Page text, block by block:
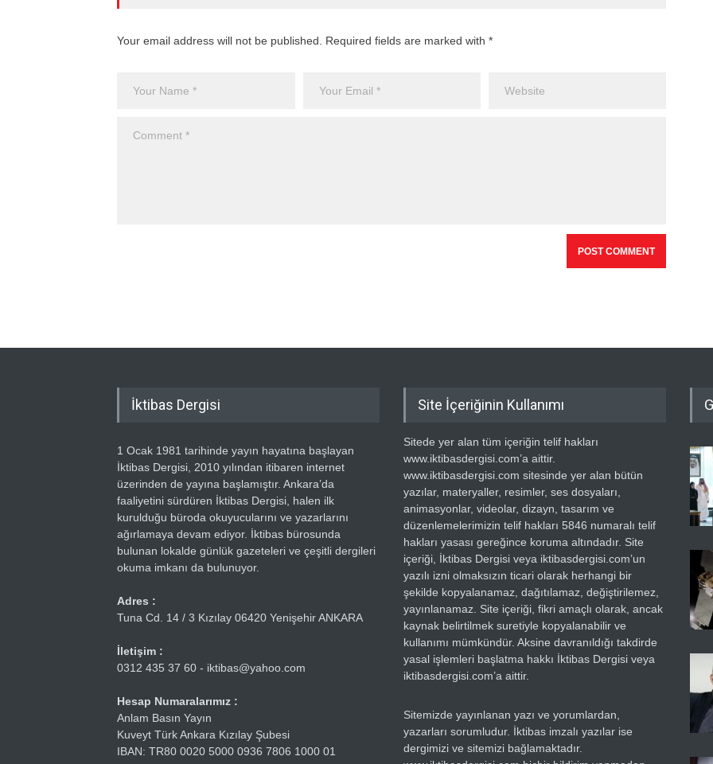
Your email address will not be published. Required fields are marked with *
İktibas Dergisi
1 Ocak 1981 tarihinde yayın hayatına başlayan
İktibas Dergisi, 2010 yılından itibaren internet
üzerinden de yayına başlamıştır. Ankara’da
faaliyetini sürdüren İktibas Dergisi, halen ilk
kurulduğu büroda okuyucularını ve yazarlarını
ağırlamaya devam ediyor. İktibas bürosunda
bulunan lokalde günlük gazeteleri ve çeşitli dergileri
okuma imkanı da bulunuyor.
Adres :
Tuna Cd. 14 / 3 Kızılay 06420 Yenişehir ANKARA
İletişim :
0312 435 37 60 - iktibas@yahoo.com
Hesap Numaralarımız :
Anlam Basın Yayın
Kuveyt Türk Ankara Kızılay Şubesi
IBAN: TR80 0020 5000 0936 7806 1000 01
Site İçeriğinin Kullanımı
Sitede yer alan tüm içeriğin telif hakları
www.iktibasdergisi.com’a aittir.
www.iktibasdergisi.com sitesinde yer alan bütün
yazılar, materyaller, resimler, ses dosyaları,
animasyonlar, videolar, dizayn, tasarım ve
düzenlemelerimizin telif hakları 5846 numaralı telif
hakları yasası gereğince koruma altındadır. Site
içeriği, İktibas Dergisi veya iktibasdergisi.com’un
yazılı izni olmaksızın ticari olarak herhangi bir
şekilde kopyalanamaz, dağıtılamaz, değiştirilemez,
yayınlanamaz. Site içeriği, fikri amaçlı olarak, ancak
kaynak belirtilmek suretiyle kopyalanabilir ve
kullanımı mümkündür. Aksine davranıldığı takdirde
yasal işlemleri başlatma hakkı İktibas Dergisi veya
iktibasdergisi.com’a aittir.
Sitemizde yayınlanan yazı ve yorumlardan,
yazarları sorumludur. İktibas imzalı yazılar ise
dergimizi ve sitemizi bağlamaktadır.